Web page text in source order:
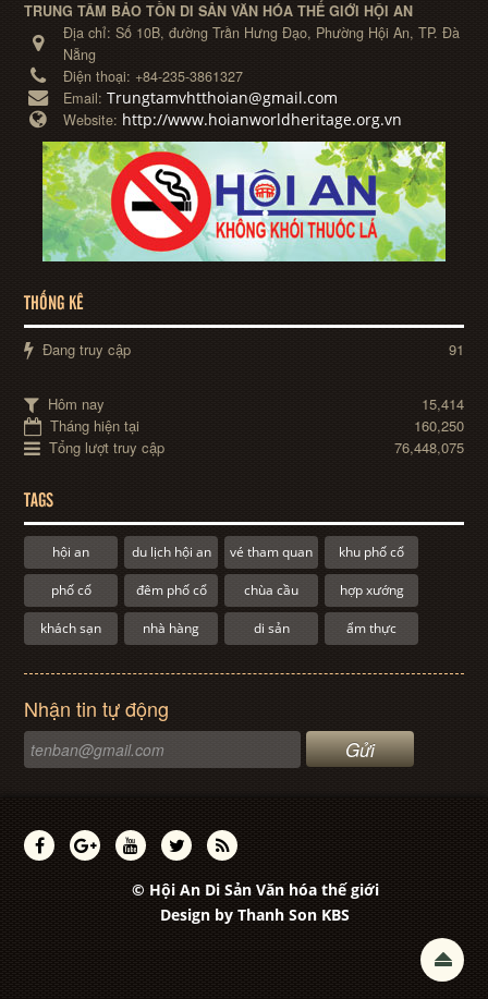
TRUNG TÂM BẢO TỒN DI SẢN VĂN HÓA THẾ GIỚI HỘI AN
Địa chỉ:Số 10B, đường Trần Hưng Đạo, Phường Hội An, TP. Đà
Nẵng
Điện thoại: +84-235-3861327
Email:Trungtamvhtthoian@gmail.com
Website: http://www.hoianworldheritage.org.vn
THỐNG KÊ
Đang truy cập 91
Hôm nay
15,414
Tháng hiện tại
160,250
Tổng lượt truy cập
76,448,075
TAGS
hội an du lịch hội an vé tham quan khu phố cổ
phố cổ đêm phố cổ chùa cầu hợp xướng
khách sạn nhà hàng di sản ẩm thực
Nhận tin tự động
© Hội An Di Sản Văn hóa thế giới
Design by Thanh Son KBS